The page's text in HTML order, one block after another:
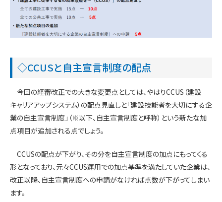
◇CCUSと自主宣言制度の配点
今回の経審改正での大きな変更点としては、やはりCCUS（建設
キャリアアップシステム）の配点見直しと「建設技能者を大切にする企
業の自主宣言制度」（※以下、自主宣言制度と呼称）という新たな加
点項目が追加される点でしょう。
CCUSの配点が下がり、その分を自主宣言制度の加点にもってくる
形となっており、元々CCUS運用での加点基準を満たしていた企業は、
改正以降、自主宣言制度への申請がなければ点数が下がってしまい
ます。